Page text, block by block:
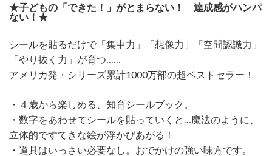
★子どもの「できた！」がとまらない！ 達成感がハンパ
ない！★
シールを貼るだけで「集中力」「想像力」「空間認識力」
「やり抜く力」が育つ……
アメリカ発・シリーズ累計1000万部の超ベストセラー！
・４歳から楽しめる、知育シールブック。
・数字をあわせてシールを貼っていくと…魔法のように、
立体的ですてきな絵が浮かびあがる！
・道具はいっさい必要なし。おでかけの強い味方です。